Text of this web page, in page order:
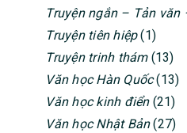
Truyện ngắn – Tản văn
Truyện tiên hiệp(1)
Truyện trinh thám(13)
Văn học Hàn Quốc(13)
Văn học kinh điển(21)
Văn học Nhật Bản(27)